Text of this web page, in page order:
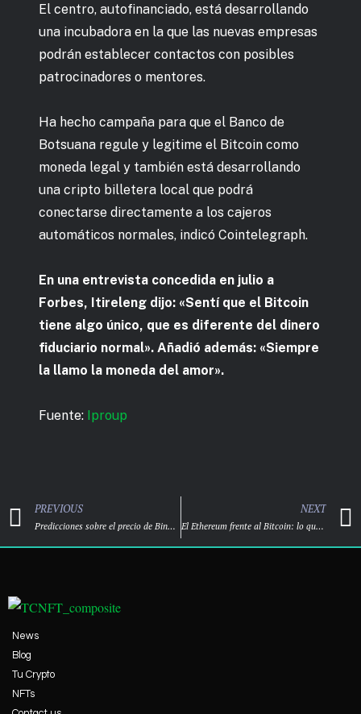
El centro, autofinanciado, está desarrollando
una incubadora en la que las nuevas empresas
podrán establecer contactos con posibles
patrocinadores o mentores.
Ha hecho campaña para que el Banco de
Botsuana regule y legitime el Bitcoin como
moneda legal y también está desarrollando
una cripto billetera local que podrá
conectarse directamente a los cajeros
automáticos normales, indicó Cointelegraph.
En una entrevista concedida en julio a
Forbes, Itireleng dijo: «Sentí que el Bitcoin
tiene algo único, que es diferente del dinero
fiduciario normal». Añadió además: «Siempre
la llamo la moneda del amor».
Fuente: Iproup
PREVIOUS
Predicciones sobre el precio de Binance Coin en 2022: crecimiento al calor de la expansión de la empresa.
NEXT
El Ethereum frente al Bitcoin: lo que los nuevos inversores en criptomonedas deben saber
News
Blog
Tu Crypto
NFTs